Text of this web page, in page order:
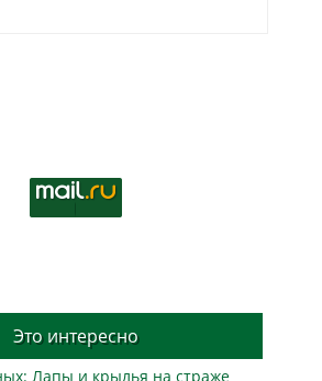
Это интересно
Лапы и крылья на страже